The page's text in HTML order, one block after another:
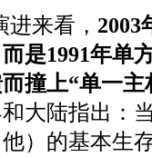
来看， 2003
是1991年单
撞上“单一
大陆指出：
）的基本生